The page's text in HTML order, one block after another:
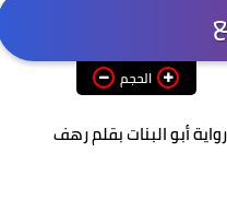
الحجم
رواية أبو البنات بقلم رهف